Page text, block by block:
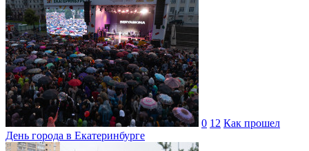
0 12 Как прошел
День города в Екатеринбурге